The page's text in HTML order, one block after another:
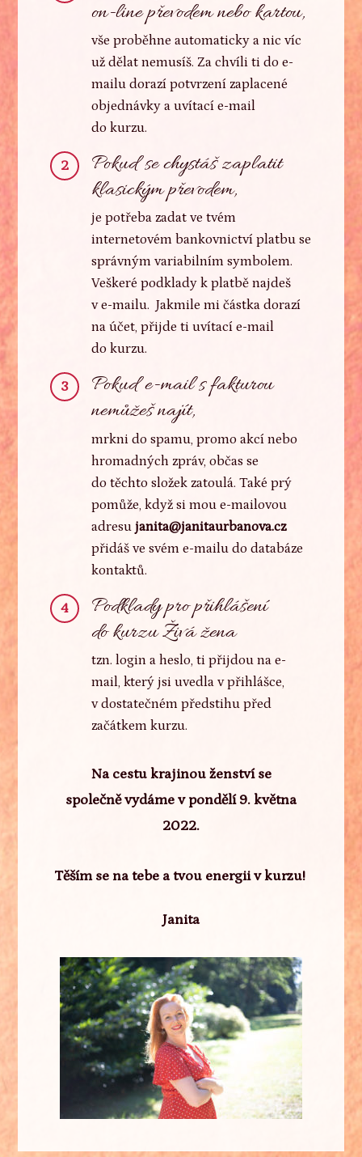
on-line převodem nebo kartou,
vše proběhne automaticky a nic víc
už dělat nemusíš. Za chvíli ti do e-
mailu dorazí potvrzení zaplacené
objednávky a uvítací e-mail
do kurzu.
2
Pokud se chystáš zaplatit
klasickým převodem,
je potřeba zadat ve tvém
internetovém bankovnictví platbu se
správným variabilním symbolem.
Veškeré podklady k platbě najdeš
v e-mailu. Jakmile mi částka dorazí
na účet, přijde ti uvítací e-mail
do kurzu.
3
Pokud e-mail s fakturou
nemůžeš najít,
mrkni do spamu, promo akcí nebo
hromadných zpráv, občas se
do těchto složek zatoulá. Také prý
pomůže, když si mou e-mailovou
adresu janita@janitaurbanova.cz
přidáš ve svém e-mailu do databáze
kontaktů.
4
Podklady pro přihlášení
do kurzu Živá žena
tzn. login a heslo, ti přijdou na e-
mail, který jsi uvedla v přihlášce,
v dostatečném předstihu před
začátkem kurzu.
Na cestu krajinou ženství se
společněvydáme v pondělí 9. května
2022.
Těším se na tebe a tvou energii v kurzu!
Janita